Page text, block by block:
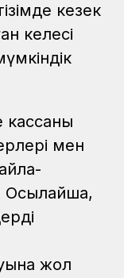
кезек
келесі
мен
Осылайша,
жол